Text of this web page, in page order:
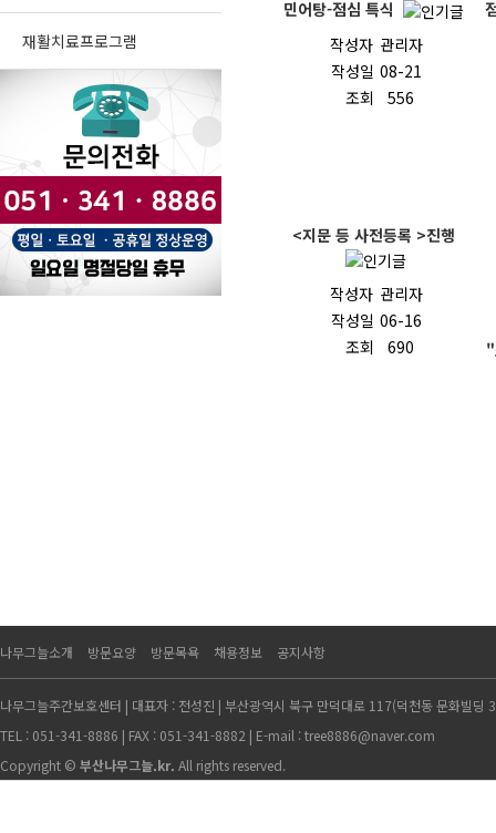
재활치료프로그램
민어탕-점심 특식
작성자 관리자
작성일 08-21
조회
556
<지문 등 사전등록 >진행
작성자 관리자
작성일 06-16
조회
690
나무그늘소개 방문요양 방문목욕 채용정보 공지사항
나무그늘주간보호센터 | 대표자 : 전성진 | 부산광역시 북구 만덕대로 117(덕천동 문화빌딩
TEL : 051-341-8886 | FAX : 051-341-8882 | E-mail : tree8886@naver.com
Copyright © 부산나무그늘.kr. All rights reserved.